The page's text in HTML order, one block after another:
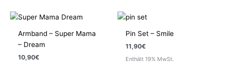
Armband – Super Mama
– Dream
10,90€
Pin Set – Smile
11,90€
Enthält 19% MwSt.